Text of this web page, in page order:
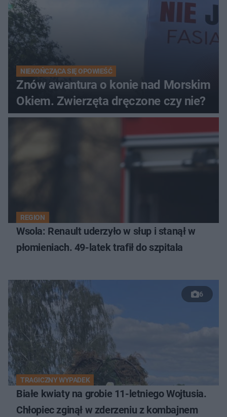
NIEKOŃCZĄCA SIĘ OPOWIEŚĆ
Znów awantura o konie nad Morskim
Okiem. Zwierzęta dręczone czy nie?
REGION
Wsola: Renault uderzyło w słup i stanął w
płomieniach. 49-latek trafił do szpitala
6
TRAGICZNY WYPADEK
Białe kwiaty na grobie 11-letniego Wojtusia.
Chłopiec zginął w zderzeniu z kombajnem